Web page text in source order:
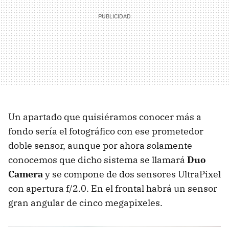
Un apartado que quisiéramos conocer más a
fondo sería el fotográfico con ese prometedor
doble sensor, aunque por ahora solamente
conocemos que dicho sistema se llamará Duo
Cameray se compone de dos sensores UltraPixel
con apertura f/2.0. En el frontal habrá un sensor
gran angular de cinco megapixeles.